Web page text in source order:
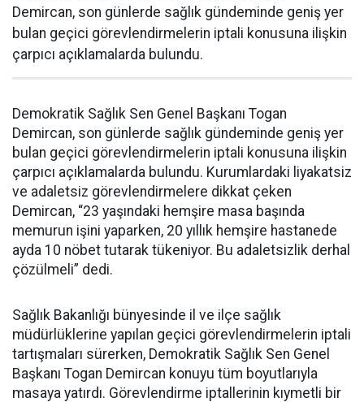
Demircan, son günlerde sağlık gündeminde geniş yer
bulan geçici görevlendirmelerin iptali konusuna ilişkin
çarpıcı açıklamalarda bulundu.
Demokratik Sağlık Sen Genel Başkanı Togan
Demircan, son günlerde sağlık gündeminde geniş yer
bulan geçici görevlendirmelerin iptali konusuna ilişkin
çarpıcı açıklamalarda bulundu. Kurumlardaki liyakatsiz
ve adaletsiz görevlendirmelere dikkat çeken
Demircan, “23 yaşındaki hemşire masa başında
memurun işini yaparken, 20 yıllık hemşire hastanede
ayda 10 nöbet tutarak tükeniyor. Bu adaletsizlik derhal
çözülmeli” dedi.
Sağlık Bakanlığı bünyesinde il ve ilçe sağlık
müdürlüklerine yapılan geçici görevlendirmelerin iptali
tartışmaları sürerken, Demokratik Sağlık Sen Genel
Başkanı Togan Demircan konuyu tüm boyutlarıyla
masaya yatırdı. Görevlendirme iptallerinin kıymetli bir